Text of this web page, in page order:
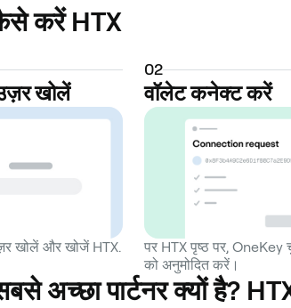
करें HTX
खोलें
खोलें और खोजें HTX.
02
वॉलेट कनेक्ट करें
पर HTX पृष्ठ पर,
को अनुमोदित करें।
अच्छा पार्टनर क्यों है?